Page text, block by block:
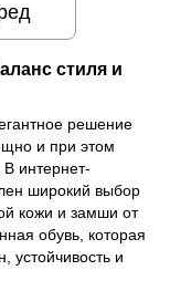
стиля и
решение
и при этом
В интернет-
широкий выбор
кожи и замши от
обувь, которая
устойчивость и